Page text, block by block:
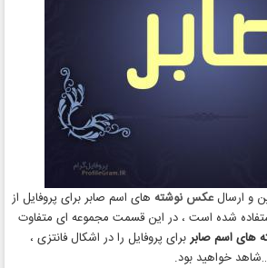
و ارسال عکس نوشته های اسم صابر برای پروفایل از
شده است ، در این قسمت مجموعه ای متفاوت
های اسم صابر برای پروفایل را در اشکال فانتزی ،
خواهید بود.